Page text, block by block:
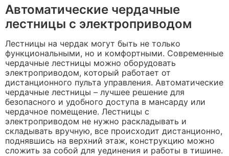
Автоматические чердачные
лестницы с электроприводом
Лестницы на чердак могут быть не только
функциональными, но и комфортными. Современные
чердачные лестницы можно оборудовать
электроприводом, который работает от
дистанционного пульта управления. Автоматические
чердачные лестницы – лучшее решение для
безопасного и удобного доступа в мансарду или
чердачное помещение. Лестницы с
электроприводом не нужно раскладывать и
складывать вручную, все происходит дистанционно,
поднявшись на верхний этаж, конструкцию можно
сложить за собой для уединения и работы в тишине.